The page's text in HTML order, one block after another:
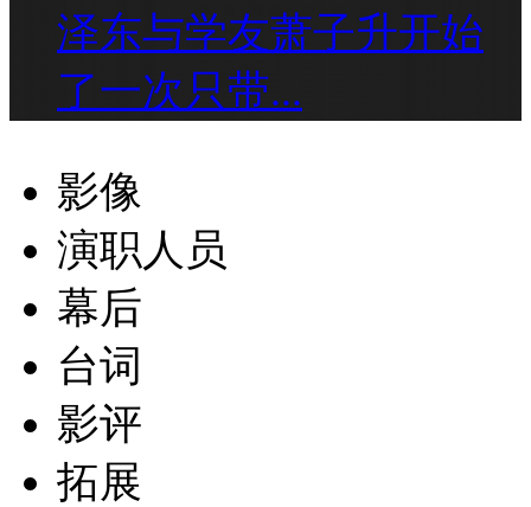
泽东与学友萧子升开始
了一次只带...
影像
演职人员
幕后
台词
影评
拓展